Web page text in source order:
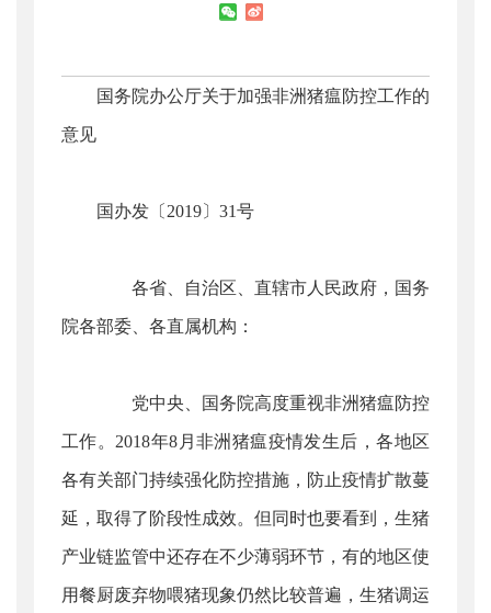
国务院办公厅关于加强非洲猪瘟防控工作的
意见
国办发〔2019〕31号
各省、自治区、直辖市人民政府，国务
院各部委、各直属机构：
党中央、国务院高度重视非洲猪瘟防控
工作。2018年8月非洲猪瘟疫情发生后，各地区
各有关部门持续强化防控措施，防止疫情扩散蔓
延，取得了阶段性成效。但同时也要看到，生猪
产业链监管中还存在不少薄弱环节，有的地区使
用餐厨废弃物喂猪现象仍然比较普遍，生猪调运